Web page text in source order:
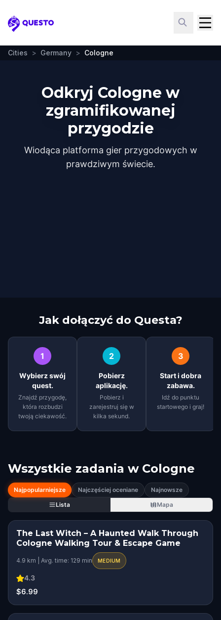
Questo
Cities > Germany > Cologne
Odkryj Cologne w
zgramifikowanej
przygodzie
Wiodąca platforma gier przygodowych w
prawdziwym świecie.
Jak dołączyć do Questa?
1
Wybierz swój
quest.
Znajdź przygodę,
która rozbudzi
twoją ciekawość.
2
Pobierz
aplikację.
Pobierz i
zarejestruj się w
kilka sekund.
3
Start i dobra
zabawa.
Idź do punktu
startowego i graj!
Wszystkie zadania w Cologne
Najpopularniejsze Najczęściej oceniane
Najnowsze
Lista
Mapa
HIDDEN HISTORY
The Last Witch – A Haunted Walk Through
Cologne Walking Tour & Escape Game
4.9 km | Avg. time: 129 min MEDIUM
4.3
$6.99